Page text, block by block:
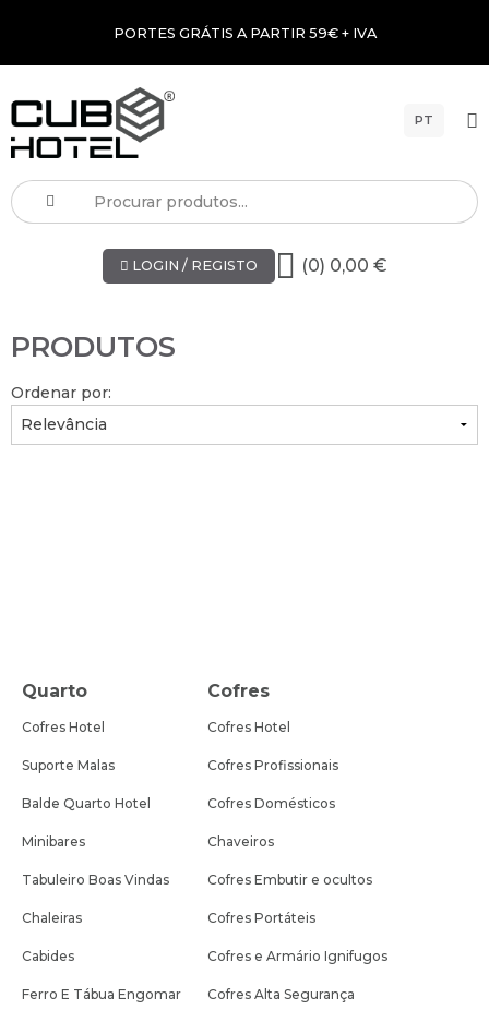
PORTES GRÁTIS A PARTIR 59€ + IVA
PT
LOGIN / REGISTO (0) 0,00 €
PRODUTOS
Ordenar por:
Quarto
Cofres Hotel
Suporte Malas
Balde Quarto Hotel
Minibares
Tabuleiro Boas Vindas
Chaleiras
Cabides
Ferro E Tábua Engomar
Cofres
Cofres Hotel
Cofres Profissionais
Cofres Domésticos
Chaveiros
Cofres Embutir e ocultos
Cofres Portáteis
Cofres e Armário Ignifugos
Cofres Alta Segurança